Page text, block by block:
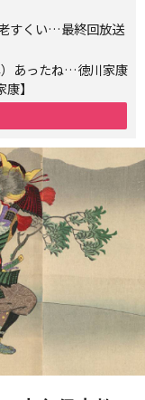
すくい…最終回放送
）あったね…徳川家康
】